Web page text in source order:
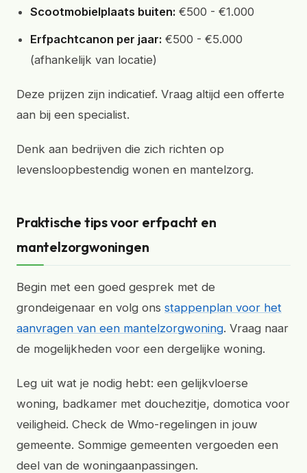
Scootmobielplaats buiten: €500 - €1.000
Erfpachtcanon per jaar: €500 - €5.000
(afhankelijk van locatie)
Deze prijzen zijn indicatief. Vraag altijd een offerte
aan bij een specialist.
Denk aan bedrijven die zich richten op
levensloopbestendig wonen en mantelzorg.
Praktische tips voor erfpacht en
mantelzorgwoningen
Begin met een goed gesprek met de
grondeigenaar en volg ons stappenplan voor het
aanvragen van een mantelzorgwoning. Vraag naar
de mogelijkheden voor een dergelijke woning.
Leg uit wat je nodig hebt: een gelijkvloerse
woning, badkamer met douchezitje, domotica voor
veiligheid. Check de Wmo-regelingen in jouw
gemeente. Sommige gemeenten vergoeden een
deel van de woningaanpassingen.